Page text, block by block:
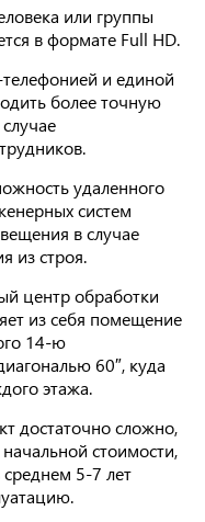
или группы
в формате Full HD.
и единой
более точную
удаленного
систем
в случае
из строя.
центр обработки
из себя помещение
14-ю
60″, куда
этажа.
достаточно сложно,
стоимости,
среднем 5-7 лет